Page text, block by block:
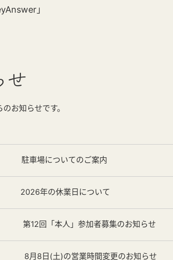
」
せ
お知らせです。
駐車場についてのご案内
2026年の休業日について
第12回「本人」参加者募集のお知らせ
8月8日(土)の営業時間変更のお知らせ